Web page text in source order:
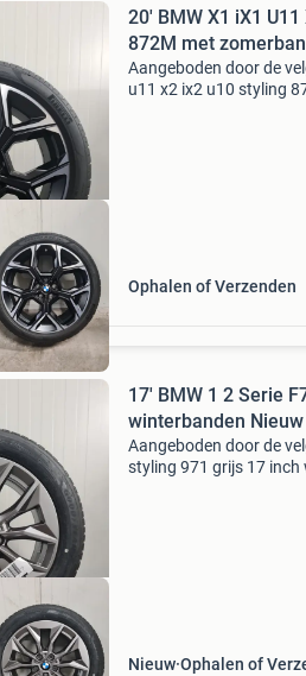
20' BMW X1 iX1
872M met
Aangeboden door de
u11 x2 ix2 u10 styling
Ophalen of Verzenden
17' BMW 1 2 Serie
winterbanden Nieuw
Aangeboden door de
styling 971 grijs 17 inch
Nieuw Ophalen of